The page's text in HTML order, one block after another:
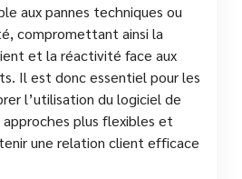
aux pannes techniques ou
compromettant ainsi la
et la réactivité face aux
Il est donc essentiel pour les
l’utilisation du logiciel de
plus flexibles et
une relation client efficace